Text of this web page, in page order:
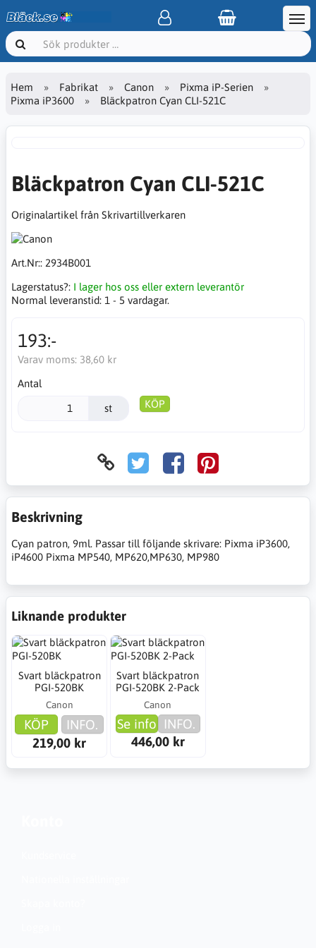
Hem Fabrikat Canon
Pixma iP-Serien
Pixma iP3600
Bläckpatron Cyan CLI-521C
Bläckpatron Cyan CLI-521C
Originalartikel från Skrivartillverkaren
Art.Nr:: 2934B001
Lagerstatus?: I lager hos oss eller extern leverantör
Normal leveranstid: 1 - 5 vardagar.
193:-
Varav moms: 38,60 kr
Antal
st KÖP
Beskrivning
Cyan patron, 9ml. Passar till följande skrivare: Pixma iP3600,
iP4600 Pixma MP540, MP620,MP630, MP980
Liknande produkter
Svart bläckpatron
PGI-520BK
Canon
KÖP
INFO.
219,00 kr
Svart bläckpatron
PGI-520BK 2-Pack
Canon
Se info INFO.
446,00 kr